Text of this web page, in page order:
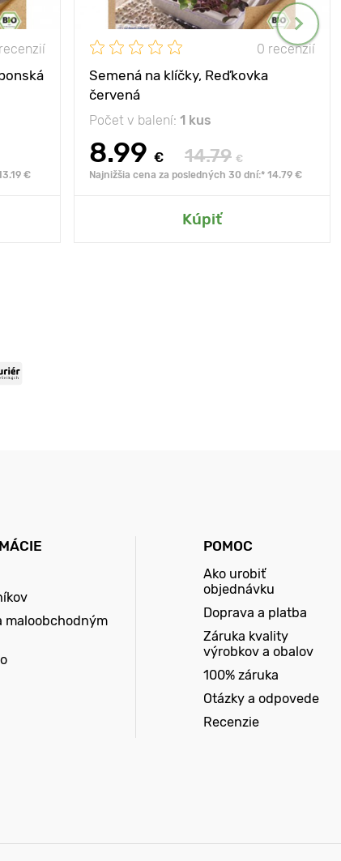
€
0 recenzií
Semená na klíčky, Reďkovka
červená
Počet v balení: 1 kus
8.99 € 14.79 €
Najnižšia cena za posledných 30 dní:* 14.79 €
Kúpiť
maloobchodným
POMOC
Ako urobiť
objednávku
Doprava a platba
Záruka kvality
výrobkov a obalov
100% záruka
Otázky a odpovede
Recenzie